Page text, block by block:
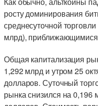
росту доминирования
среднесуточной
млрд),
Общая капитализация
1,292 млрд и утром 25
долларов. Суточный
рынка снизился на 0,196